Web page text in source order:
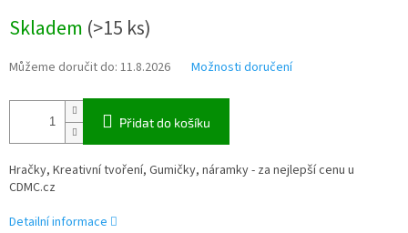
cena:
Skladem (>15 ks)
Můžeme doručit do: 11.8.2026 Možnosti doručení
Přidat do košíku
Hračky, Kreativní tvoření, Gumičky, náramky - za nejlepší cenu u
CDMC.cz
Detailní informace